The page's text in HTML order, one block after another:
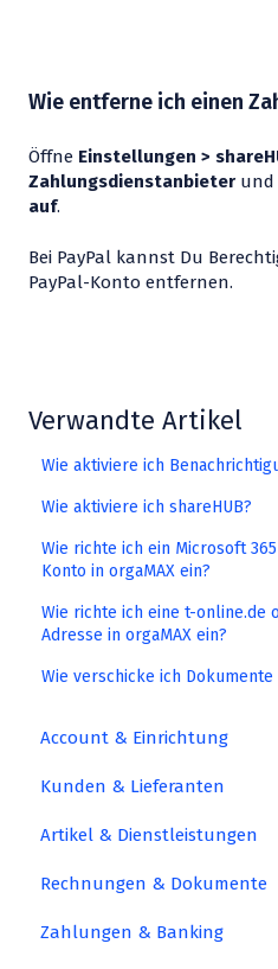
Wie entferne ich einen
Öffne Einstellungen >
Zahlungsdienstanbieter und
auf.
Bei PayPal kannst Du
PayPal-Konto entfernen.
Verwandte Artikel
Wie aktiviere ich
Wie aktiviere ich shareHUB?
Wie richte ich ein Microsoft
Konto in orgaMAX ein?
Wie richte ich eine t-online.de
Adresse in orgaMAX ein?
Wie verschicke ich Dokumente
Account & Einrichtung
Einrichtung
Account
Einstellungen
Kunden & Lieferanten
Deine Kundendaten
Import und Export von
Artikel & Dienstleistungen
Lagern und Liefern
Einkaufen und Einlagern
Rechnungen & Dokumente
Rechnungen schreiben
Zahlungen & Banking